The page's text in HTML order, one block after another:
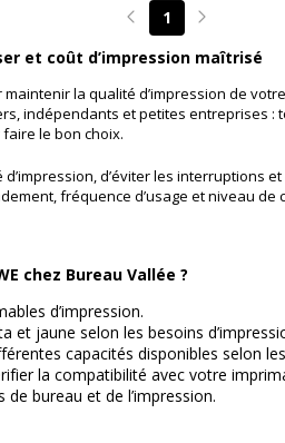
Page précédente
1
Page
et coût d’impression maîtrisé
maintenir la qualité d’impression de
indépendants et petites entreprises
le bon choix.
d’éviter les interruptions
fréquence d’usage et niveau de
chez Bureau Vallée ?
d’impression.
et jaune selon les besoins
capacités disponibles selon
la compatibilité avec votre
de bureau et de l’impression.